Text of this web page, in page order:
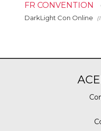
FR CONVENTION
DarkLight Con Online